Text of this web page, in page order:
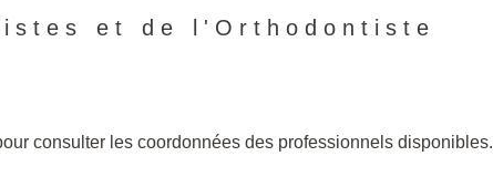
et de l'Orthodontiste
consulter les coordonnées des professionnels disponibles.